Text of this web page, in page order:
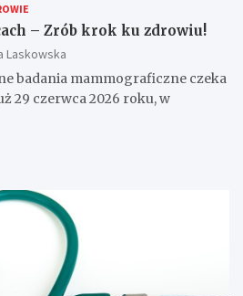
– Zrób krok ku zdrowiu!
Laskowska
badania mammograficzne czeka
29 czerwca 2026 roku, w